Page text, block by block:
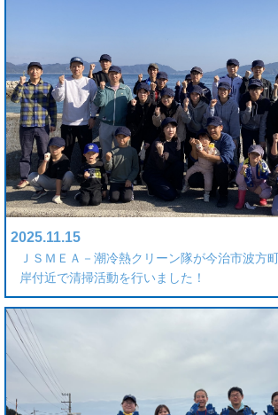
2025.11.15
ＪＳＭＥＡ－潮冷熱クリーン隊が今治市波方
岸付近で清掃活動を行いました！